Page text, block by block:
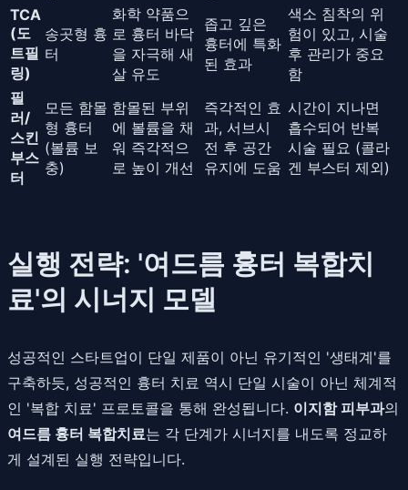
TCA
(도
트필
링)
송곳형 흉
터
화학 약품으
로 흉터 바닥
을 자극해 새
살 유도
좁고 깊은
흉터에 특화
된 효과
색소 침착의 위
험이 있고, 시술
후 관리가 중요
함
필
러/
스킨
부스
터
모든 함몰
형 흉터
(볼륨 보
충)
함몰된 부위
에 볼륨을 채
워 즉각적으
로 높이 개선
즉각적인 효
과, 서브시
전 후 공간
유지에 도움
시간이 지나면
흡수되어 반복
시술 필요 (콜라
겐 부스터 제외)
실행 전략: '여드름 흉터 복합치
료'의 시너지 모델
성공적인 스타트업이 단일 제품이 아닌 유기적인 '생태계'를
구축하듯, 성공적인 흉터 치료 역시 단일 시술이 아닌 체계적
인 '복합 치료' 프로토콜을 통해 완성됩니다. 이지함 피부과의
여드름 흉터 복합치료는 각 단계가 시너지를 내도록 정교하
게 설계된 실행 전략입니다.